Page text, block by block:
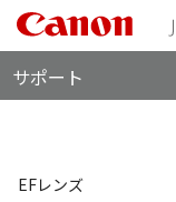
サポート
EFレンズ